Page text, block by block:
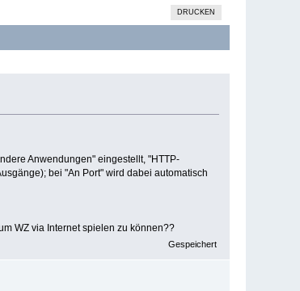
DRUCKEN
Anwendungen" eingestellt, "HTTP-
bei "An Port" wird dabei automatisch
WZ via Internet spielen zu können??
Gespeichert